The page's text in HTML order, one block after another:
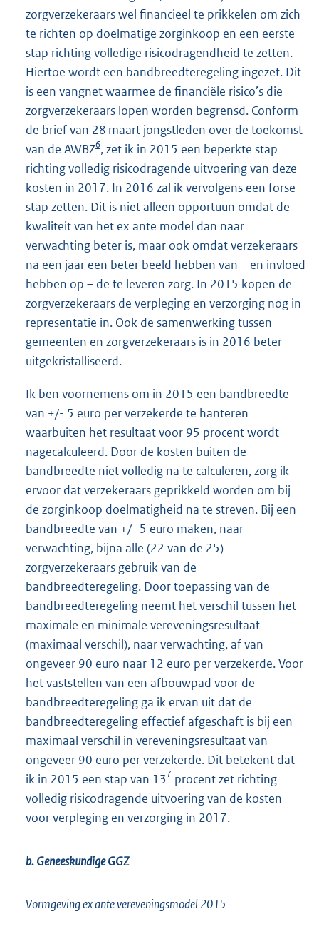
zorgverzekeraars wel financieel te prikkelen om zich
te richten op doelmatige zorginkoop en een eerste
stap richting volledige risicodragendheid te zetten.
Hiertoe wordt een bandbreedteregeling ingezet. Dit
is een vangnet waarmee de financiële risico’s die
zorgverzekeraars lopen worden begrensd. Conform
de brief van 28 maart jongstleden over de toekomst
van de AWBZ6, zet ik in 2015 een beperkte stap
richting volledig risicodragende uitvoering van deze
kosten in 2017. In 2016 zal ik vervolgens een forse
stap zetten. Dit is niet alleen opportuun omdat de
kwaliteit van het ex ante model dan naar
verwachting beter is, maar ook omdat verzekeraars
na een jaar een beter beeld hebben van – en invloed
hebben op – de te leveren zorg. In 2015 kopen de
zorgverzekeraars de verpleging en verzorging nog in
representatie in. Ook de samenwerking tussen
gemeenten en zorgverzekeraars is in 2016 beter
uitgekristalliseerd.
Ik ben voornemens om in 2015 een bandbreedte
van +/- 5 euro per verzekerde te hanteren
waarbuiten het resultaat voor 95 procent wordt
nagecalculeerd. Door de kosten buiten de
bandbreedte niet volledig na te calculeren, zorg ik
ervoor dat verzekeraars geprikkeld worden om bij
de zorginkoop doelmatigheid na te streven. Bij een
bandbreedte van +/- 5 euro maken, naar
verwachting, bijna alle (22 van de 25)
zorgverzekeraars gebruik van de
bandbreedteregeling. Door toepassing van de
bandbreedteregeling neemt het verschil tussen het
maximale en minimale vereveningsresultaat
(maximaal verschil), naar verwachting, af van
ongeveer 90 euro naar 12 euro per verzekerde. Voor
het vaststellen van een afbouwpad voor de
bandbreedteregeling ga ik ervan uit dat de
bandbreedteregeling effectief afgeschaft is bij een
maximaal verschil in vereveningsresultaat van
ongeveer 90 euro per verzekerde. Dit betekent dat
ik in 2015 een stap van 137 procent zet richting
volledig risicodragende uitvoering van de kosten
voor verpleging en verzorging in 2017.
b. Geneeskundige GGZ
Vormgeving ex ante vereveningsmodel 2015